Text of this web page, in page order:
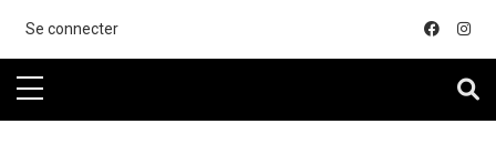
Se connecter